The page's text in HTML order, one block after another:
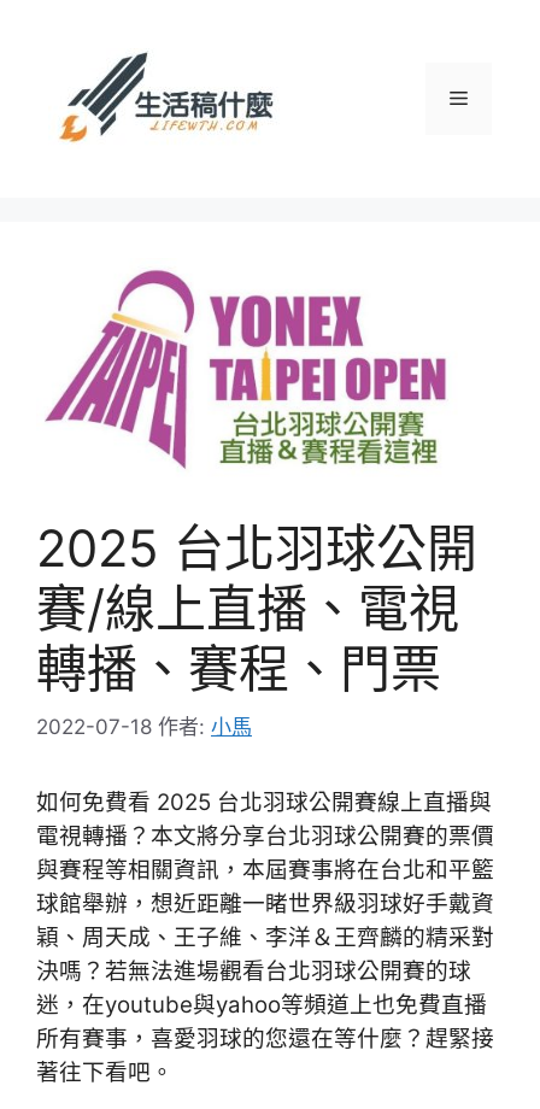
選
2025 台北羽球公開
賽/線上直播、電視
轉播、賽程、門票
2022-07-18 作者: 小馬
如何免費看 2025 台北羽球公開賽線上直播與
電視轉播？本文將分享台北羽球公開賽的票價
與賽程等相關資訊，本屆賽事將在台北和平籃
球館舉辦，想近距離一睹世界級羽球好手戴資
穎、周天成、王子維、李洋＆王齊麟的精采對
決嗎？若無法進場觀看台北羽球公開賽的球
迷，在youtube與yahoo等頻道上也免費直播
所有賽事，喜愛羽球的您還在等什麼？趕緊接
著往下看吧。